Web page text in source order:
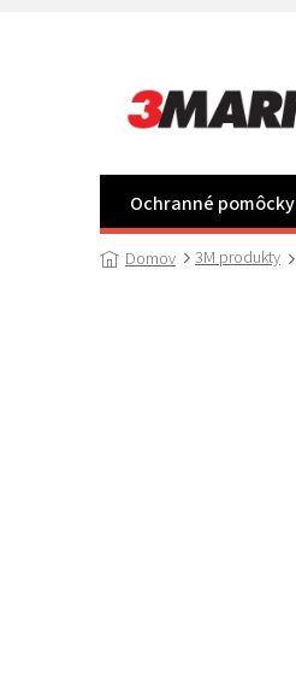
Ochranné pomôcky
Domov 3M produkty